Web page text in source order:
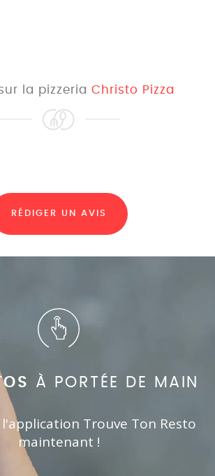
la pizzeria Christo Pizza
RÉDIGER UN AVIS
À PORTÉE DE MAIN
Trouve Ton Resto
maintenant !